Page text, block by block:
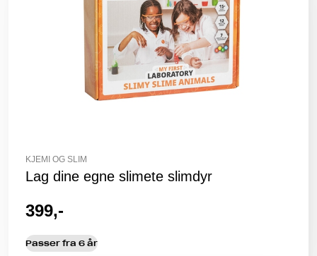
KJEMI OG SLIM
Lag dine egne slimete slimdyr
399,-
Passer fra 6 år